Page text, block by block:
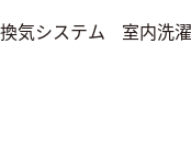
気システム 室内洗